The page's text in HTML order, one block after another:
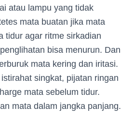
atau lampu yang tidak
mata buatan jika mata
tidur agar ritme sirkadian
bisa menurun. Dan
mata kering dan iritasi.
singkat, pijatan ringan
mata sebelum tidur.
mata dalam jangka panjang.